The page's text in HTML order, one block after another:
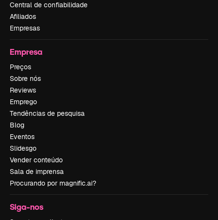
Central de confiabilidade
Afiliados
Empresas
Empresa
Preços
Sobre nós
Reviews
Emprego
Tendências de pesquisa
Blog
Eventos
Slidesgo
Vender conteúdo
Sala de imprensa
Procurando por magnific.ai?
Siga-nos